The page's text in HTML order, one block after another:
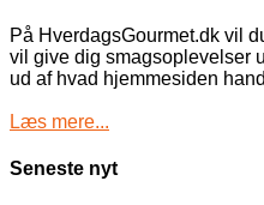
På HverdagsGourmet.dk vil
vil give dig smagsoplevelser
ud af hvad hjemmesiden
Læs mere...
Seneste nyt